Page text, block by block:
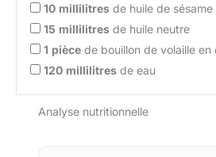
10 millilitres de huile de sésame
15 millilitres de huile neutre
1 pièce de bouillon de volaille en
120 millilitres de eau
Analyse nutritionnelle